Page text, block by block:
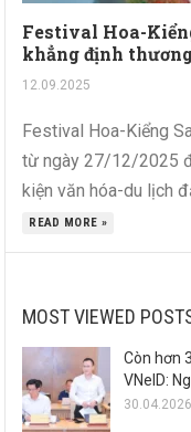
Festival Hoa-
khẳng định
12.09.2025
Festival Hoa-Kiểng
từ ngày 27/12/2025
kiện văn hóa-du lịch
READ MORE »
MOST VIEWED
Còn hơn
VNeID:
30.04.2026